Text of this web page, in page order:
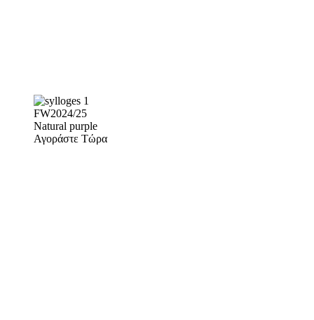
FW2024/25
Natural purple
Αγοράστε Τώρα